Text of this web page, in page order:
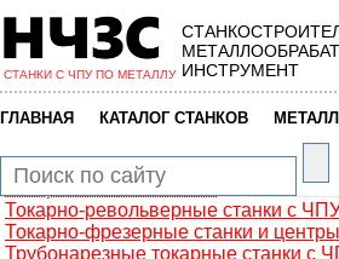
Главная
Металлообработка
Фрезерные обрабатывающие центры
Сверлильно-фрезерные станки
Промышленные роботы
Токарные автоматы с ЧПУ
Токарные станки с ЧПУ
Токарно-револьверные станки с
Токарно-фрезерные станки и
Трубонарезные токарные станки с
СТАНКИ С ЧПУ ПО МЕТАЛЛУ ИНСТРУМЕНТ
ГЛАВНАЯ КАТАЛОГ СТАНКОВ